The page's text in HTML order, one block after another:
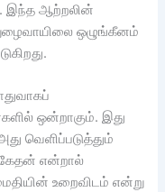
இந்த ஆற்றலின்
ஒழுங்கீனம்
ஒன்றாகும். இது
வெளிப்படுத்தும்
என்றால்
உறைவிடம் என்று